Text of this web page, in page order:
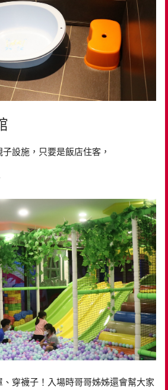
設施，只要是飯店住客，
穿襪子！入場時哥哥姊姊還會幫大家